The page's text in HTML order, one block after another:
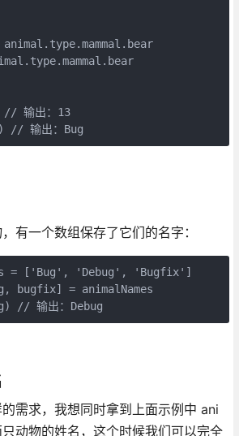
输出：13
// 输出：Bug
有一个数组保存了它们的名字：
= ['Bug', 'Debug', 'Bugfix']
bugfix] = animalNames
// 输出：Debug
需求，我想同时拿到上面示例中 ani
动物的姓名，这个时候我们可以完全